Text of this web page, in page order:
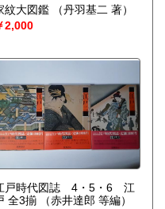
紋大図鑑
（丹羽基二 著）
2,000
戸時代図誌 4・5・6 江
全3揃
（赤井達郎 等編）